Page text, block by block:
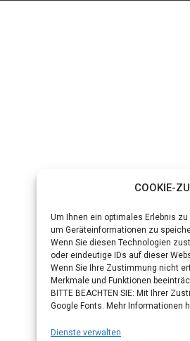
COOKIE-
Um Ihnen ein optimales Erlebnis
um Geräteinformationen zu
Wenn Sie diesen Technologien
oder eindeutige IDs auf dieser
Wenn Sie Ihre Zustimmung nicht
Merkmale und Funktionen
BITTE BEACHTEN SIE: Mit Ihrer
Google Fonts. Mehr Informationen
Dienste verwalten